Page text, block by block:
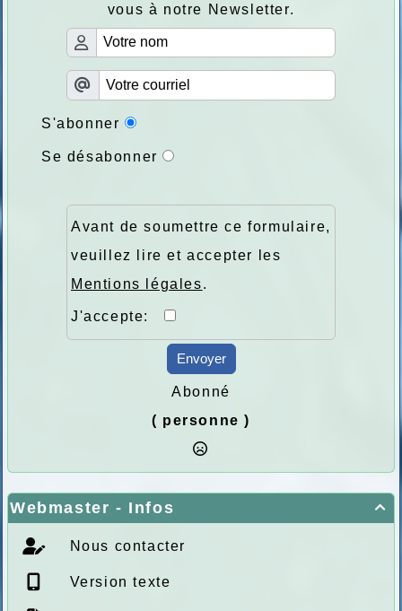
vous à notre Newsletter.
S'abonner
Se désabonner
Avant de soumettre ce formulaire,
veuillez lire et accepter les
Mentions légales.
J'accepte:
Envoyer
Abonné
( personne )

Webmaster - Infos
Nous contacter
Version texte